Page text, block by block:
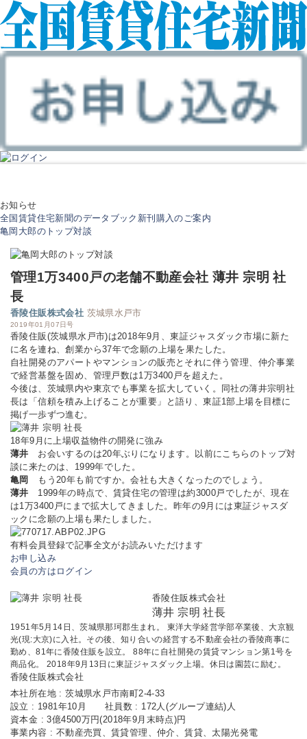
お知らせ
全国賃貸住宅新聞のデータブック新刊購入のご案内
亀岡大郎のトップ対談
管理1万3400戸の老舗不動産会社 薄井 宗明 社
長
香陵住販株式会社 茨城県水戸市
2019年01月07日号
香陵住販(茨城県水戸市)は2018年9月、東証ジャスダック市場に新た
に名を連ね、創業から37年で念願の上場を果たした。
自社開発のアパートやマンションの販売とそれに伴う管理、仲介事業
で経営基盤を固め、管理戸数は1万3400戸を超えた。
今後は、茨城県内や東京でも事業を拡大していく。同社の薄井宗明社
長は「信頼を積み上げることが重要」と語り、東証1部上場を目標に
掲げ一歩ずつ進む。
18年9月に上場収益物件の開発に強み
薄井 お会いするのは20年ぶりになります。以前にこちらのトップ対
談に来たのは、1999年でした。
亀岡
もう20年も前ですか。会社も大きくなったのでしょう。
薄井 1999年の時点で、賃貸住宅の管理は約3000戸でしたが、現在
は1万3400戸にまで拡大してきました。昨年の9月には東証ジャスダ
ックに念願の上場も果たしました。
有料会員登録で記事全文がお読みいただけます
お申し込み
会員の方はログイン
香陵住販株式会社
薄井 宗明 社長
1951年5月14日、茨城県那珂郡生まれ。 東洋大学経営学部卒業後、大京観
光(現:大京)に入社。その後、知り合いの経営する不動産会社の香陵商事に
勤め、81年に香陵住販を設立。 88年に自社開発の賃貸マンション第1号を
商品化。 2018年9月13日に東証ジャスダック上場。休日は園芸に励む。
香陵住販株式会社
本社所在地 : 茨城県水戸市南町2-4-33
設立 : 1981年10月 社員数 : 172人(グループ連結)人
資本金 : 3億4500万円(2018年9月末時点)円
事業内容 : 不動産売買、賃貸管理、仲介、賃貸、太陽光発電